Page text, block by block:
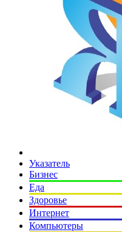
Указатель
Бизнес
Еда
Здоровье
Интернет
Компьютеры